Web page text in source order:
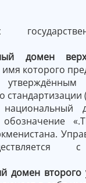
домен
которого
утверждённым
стандартизации
национальный
с
домен второго